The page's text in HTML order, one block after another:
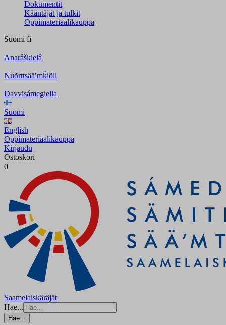
Dokumentit
Kääntäjät ja tulkit
Oppimateriaalikauppa
Suomi fi
Anarâškielâ
Nuõrttsääʹmǩiõll
Davvisámegiella
Suomi
English
Oppimateriaalikauppa
Kirjaudu
Ostoskori
0
Saamelaiskäräjät
Hae...
Hae...